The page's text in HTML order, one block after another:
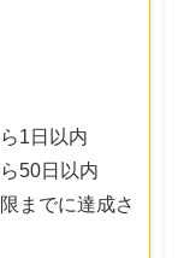
1日以内
50日以内
までに達成さ